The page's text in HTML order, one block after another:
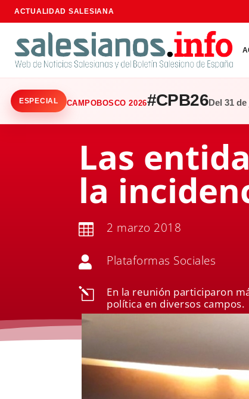
ACTUALIDAD SALESIANA
ESPECIAL CAMPOBOSCO 2026#CPB26Del 31
Las
la
 2 marzo 2018
 Plataformas Sociales
l
En la reunión participaron
política en diversos campos.